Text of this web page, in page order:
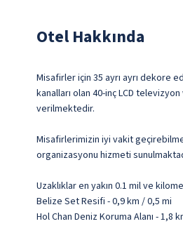
Otel Hakkında
Misafirler için 35 ayrı ayrı dekore
kanalları olan 40-inç LCD
verilmektedir.
Misafirlerimizin iyi vakit
organizasyonu hizmeti
Uzaklıklar en yakın 0.1 mil ve
Belize Set Resifi - 0,9 km / 0,5 mi
Hol Chan Deniz Koruma Alanı - 1,8